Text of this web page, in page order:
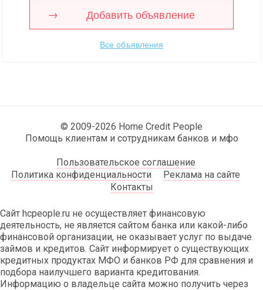
Добавить объявление
Все объявления
© 2009-2026 Home Credit People
Помощь клиентам и сотрудникам банков и мфо
Пользовательское соглашение
Политика конфиденциальности
Реклама на сайте
Контакты
Сайт hcpeople.ru не осуществляет финансовую
деятельность, не является сайтом банка или какой-либо
финансовой организации, не оказывает услуг по выдаче
займов и кредитов. Сайт информирует о существующих
кредитных продуктах МФО и банков РФ для сравнения и
подбора наилучшего варианта кредитования.
Информацию о владельце сайта можно получить через